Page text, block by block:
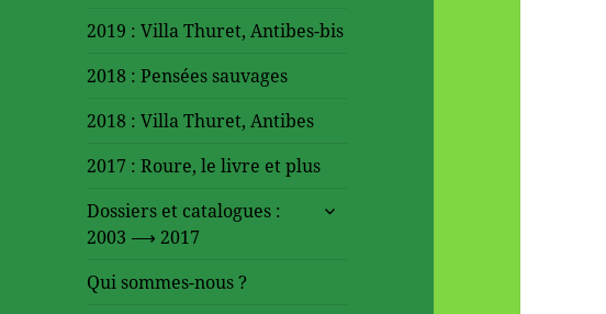
2019 : Villa Thuret, Antibes-bis
2018 : Pensées sauvages
2018 : Villa Thuret, Antibes
2017 : Roure, le livre et plus
Dossiers et catalogues :
2003 ⟶ 2017
ouvrir
Qui sommes-nous ?